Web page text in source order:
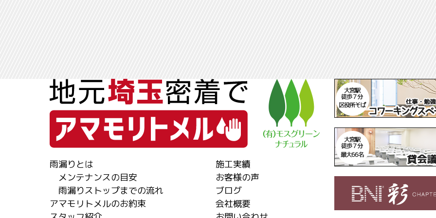
雨漏りとは
メンテナンスの目安
雨漏りストップまでの流れ
アマモリトメルのお約束
施工実績
お客様の声
ブログ
会社概要